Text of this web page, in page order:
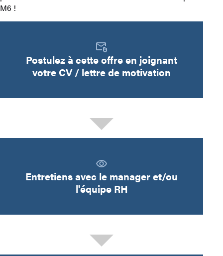
M6 !
Postulez à cette offre en joignant
votre CV / lettre de motivation
Entretiens avec le manager et/ou
l'équipe RH